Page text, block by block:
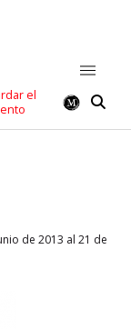
el
de 2013 al 21 de